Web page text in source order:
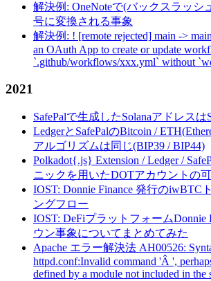
解決例: OneNoteで(バックスラッシ
号に変換される事象
解決例: ! [remote rejected] main ->
an OAuth App to create or update
`.github/workflows/xxx.yml` without
2021
SafePalで生成したSolanaアドレス
LedgerとSafePalのBitcoin /
アルゴリズムは同じ(BIP39 / BIP44)
Polkadot{.js} Extension / Ledger /
ニックを用いたDOTアカウントの
IOST: Donnie Finance 発行のiwBTC
ングフロー
IOST: DeFiプラットフォームDonnie
ウン事象についてまとめてみた
Apache エラー解決法 AH00526:
httpd.conf:Invalid command 'Â ',
defined by a module not included in the